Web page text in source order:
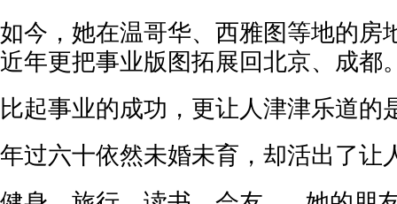
如今，她在温哥华、西雅图等地的房
近年更把事业版图拓展回北京、成都
比起事业的成功，更让人津津乐道的
年过六十依然未婚未育，却活出了让